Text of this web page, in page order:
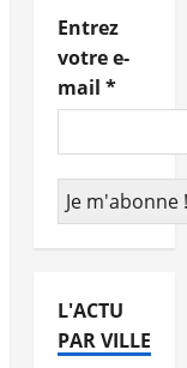
Entrez
votre e-
mail *
L'ACTU
PAR VILLE